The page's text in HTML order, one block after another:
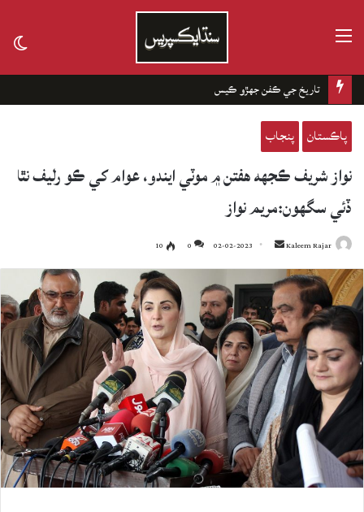
تاريخ جي ڪفن جھڙو ڪيس
پاڪستان پنجاب
نواز شريف ڪجهه هفتن ۾ موٽي ايندو، عوام کي ڪو رليف نٿا
ڏئي سگهون:مريم نواز
Kaleem Rajar
Send
an
email
02-02-2023
0
10